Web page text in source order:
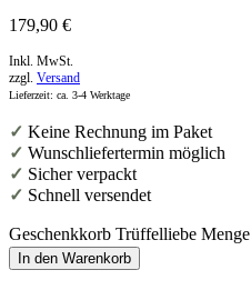
179,90 €
Inkl. MwSt.
zzgl. Versand
Lieferzeit: ca. 3-4 Werktage
✓ Keine Rechnung im Paket
✓ Wunschliefertermin möglich
✓ Sicher verpackt
✓ Schnell versendet
Geschenkkorb Trüffelliebe Menge
In den Warenkorb